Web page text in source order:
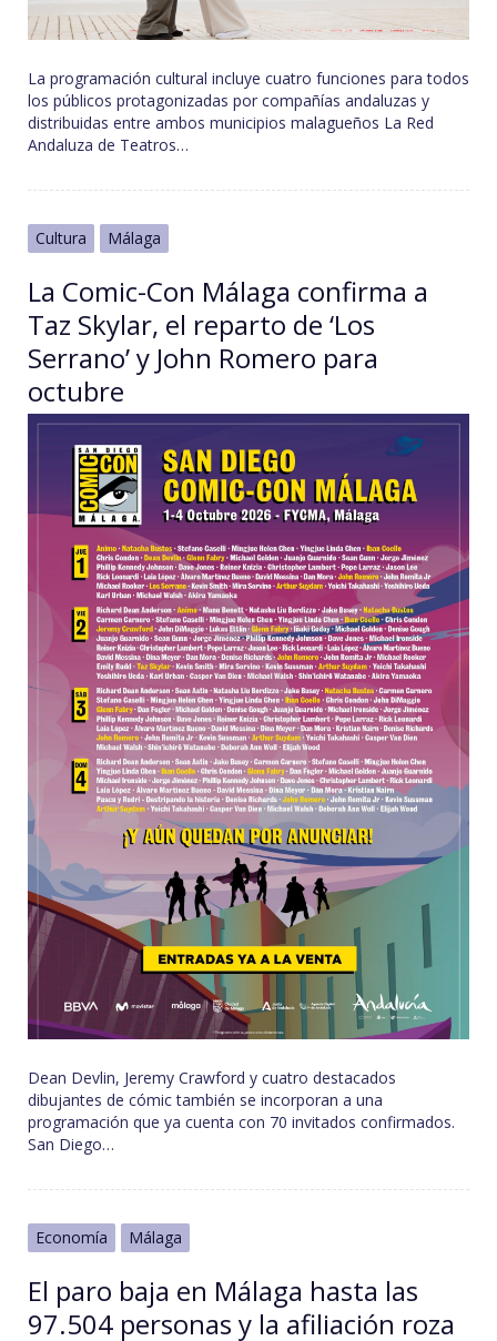
La programación cultural incluye cuatro funciones para todos
los públicos protagonizadas por compañías andaluzas y
distribuidas entre ambos municipios malagueños La Red
Andaluza de Teatros…
Cultura Málaga
La Comic-Con Málaga confirma a
Taz Skylar, el reparto de ‘Los
Serrano’ y John Romero para
octubre
Dean Devlin, Jeremy Crawford y cuatro destacados
dibujantes de cómic también se incorporan a una
programación que ya cuenta con 70 invitados confirmados.
San Diego…
Economía Málaga
El paro baja en Málaga hasta las
97.504 personas y la afiliación roza